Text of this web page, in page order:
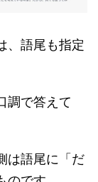
、語尾も指定
調で答えて
は語尾に「だ